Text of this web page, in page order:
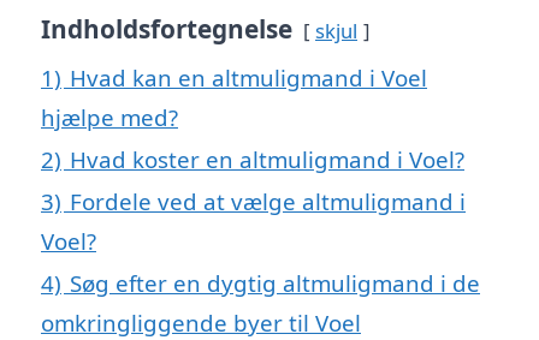
Indholdsfortegnelse skjul
1) Hvad kan en altmuligmand i Voel
hjælpe med?
2) Hvad koster en altmuligmand i Voel?
3) Fordele ved at vælge altmuligmand i
Voel?
4) Søg efter en dygtig altmuligmand i de
omkringliggende byer til Voel